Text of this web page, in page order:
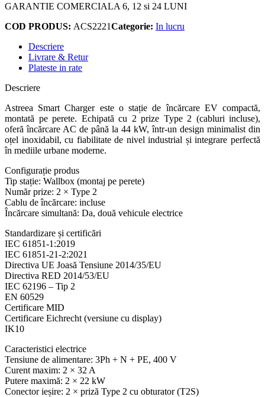
GARANTIE COMERCIALA 6, 12 si 24 LUNI
COD PRODUS: ACS2221Categorie: In lucru
Descriere
Livrare & Retur
Plateste in rate
Descriere
Astreea Smart Charger este o stație de încărcare EV compactă,
montată pe perete. Echipată cu 2 prize Type 2 (cabluri incluse),
oferă încărcare AC de până la 44 kW, într-un design minimalist din
oțel inoxidabil, cu fiabilitate de nivel industrial și integrare perfectă
în mediile urbane moderne.
Configurație produs
Tip stație: Wallbox (montaj pe perete)
Număr prize: 2 × Type 2
Cablu de încărcare: incluse
Încărcare simultană: Da, două vehicule electrice
Standardizare și certificări
IEC 61851-1:2019
IEC 61851-21-2:2021
Directiva UE Joasă Tensiune 2014/35/EU
Directiva RED 2014/53/EU
IEC 62196 – Tip 2
EN 60529
Certificare MID
Certificare Eichrecht (versiune cu display)
IK10
Caracteristici electrice
Tensiune de alimentare: 3Ph + N + PE, 400 V
Curent maxim: 2 × 32 A
Putere maximă: 2 × 22 kW
Conector ieșire: 2 × priză Type 2 cu obturator (T2S)